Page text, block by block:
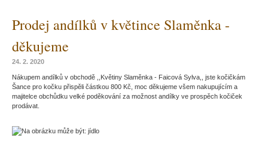
Prodej andílků v květince Slaměnka -
děkujeme
24. 2. 2020
Nákupem andílků v obchodě ,,Květiny Slaměnka - Faicová Sylva,, jste kočičkám
Šance pro kočku přispěli částkou 800 Kč, moc děkujeme všem nakupujícím a
majitelce obchůdku velké poděkování za možnost andílky ve prospěch kočiček
prodávat.